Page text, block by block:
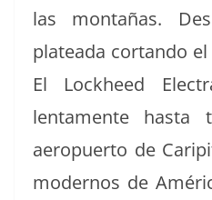
las mon­tañas.
platea­da cor­tan­do
El Lock­heed
lenta­mente
aerop­uer­to de
mod­er­nos de